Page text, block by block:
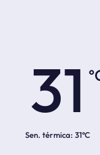
31
Sen. térmica: 31ºC